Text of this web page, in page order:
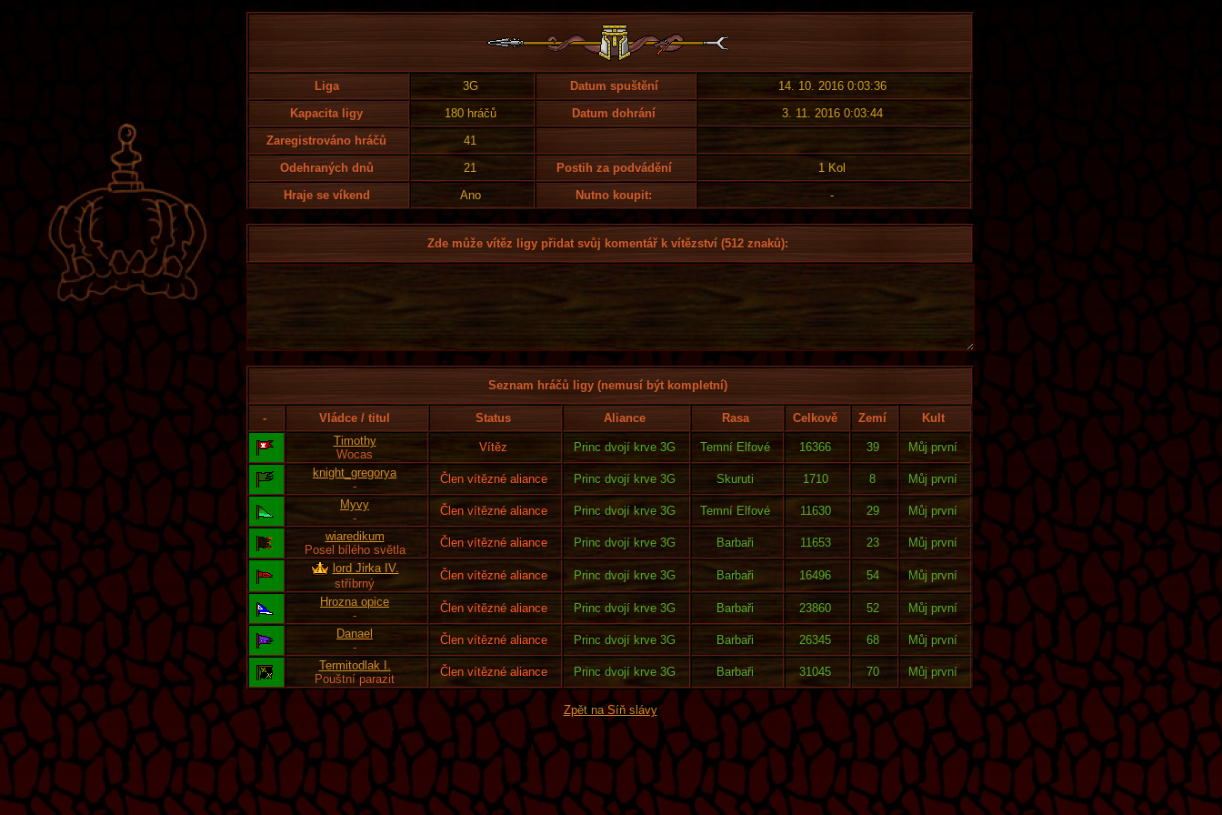
Liga 3G Datum spuštění
14. 10. 2016 0:03:36
Kapacita ligy
180 hráčů Datum dohrání
3. 11. 2016 0:03:44
Zaregistrováno hráčů
41
Odehraných dnů
21 Postih za podvádění
1 Kol
Hraje se víkend
Ano Nutno koupit: -
Zde může vítěz ligy přidat svůj komentář k vítězství (512 znaků):
Seznam hráčů ligy (nemusí být kompletní)
- Vládce / titul Status Aliance Rasa Celkově Zemí
Kult
Timothy
Wocas
Vítěz Princ dvojí krve 3G Temní Elfové 16366 39
Můj první
knight_gregorya
-
Člen vítězné aliance Princ dvojí krve 3G Skuruti 1710 8
Můj první
Myvy
-
Člen vítězné aliance Princ dvojí krve 3G Temní Elfové 11630 29
Můj první
wiaredikum
Posel bílého světla
Člen vítězné aliance Princ dvojí krve 3G Barbaři 11653 23
Můj první
lord Jirka IV.
stříbrný
Člen vítězné aliance Princ dvojí krve 3G Barbaři 16496 54
Můj první
Hrozna opice
-
Člen vítězné aliance Princ dvojí krve 3G Barbaři 23860 52
Můj první
Danael
-
Člen vítězné aliance Princ dvojí krve 3G Barbaři 26345 68
Můj první
Termitodlak I.
Pouštní parazit
Člen vítězné aliance Princ dvojí krve 3G Barbaři 31045 70 Můj první
Zpět na Síň slávy